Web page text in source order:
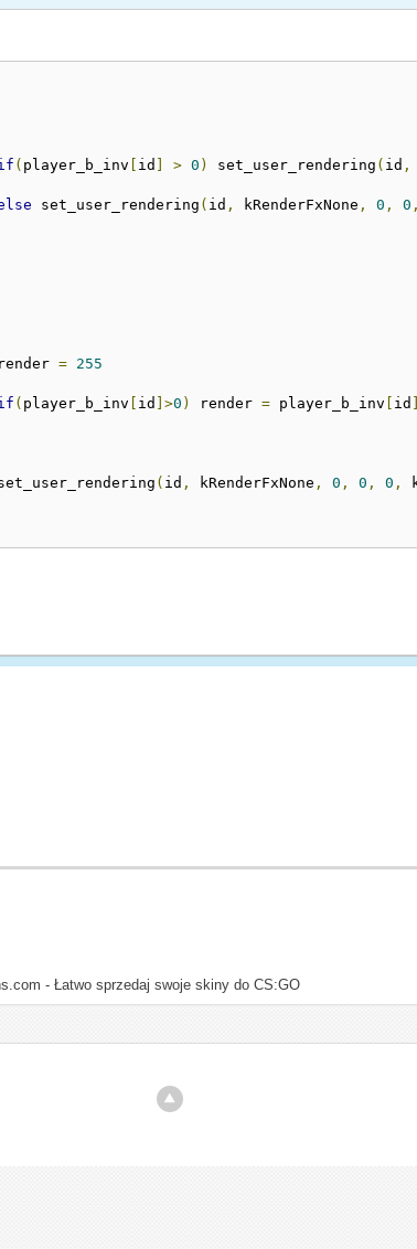
( player_b_inv [ id ] > 0 ) set_user_rendering ( id ,
set_user_rendering ( id , kRenderFxNone , 0 , 0
render
= 255
( player_b_inv [ id ]>0 ) render = player_b_inv [ id
( id , kRenderFxNone , 0 , 0 , 0 ,
- Łatwo sprzedaj swoje skiny do CS:GO